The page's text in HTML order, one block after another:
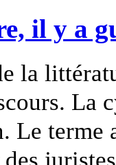
il y a
la
La
Le terme